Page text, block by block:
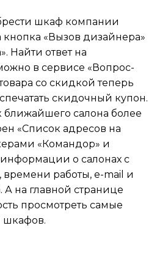
шкаф компании
кнопка «Вызов дизайнера»
Найти ответ на
в сервисе «Вопрос-
со скидкой теперь
скидочный купон.
ближайшего салона более
«Список адресов на
«Командор» и
о салонах с
времени работы, e-mail и
А на главной странице
просмотреть самые
шкафов.